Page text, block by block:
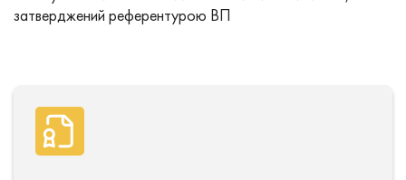
затверджений референтурою ВП